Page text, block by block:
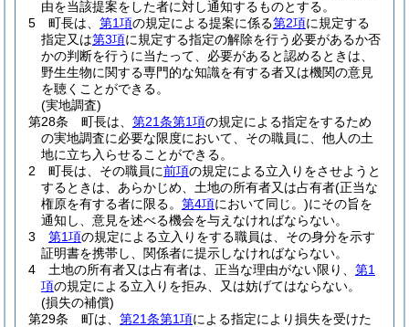
由を当該提案をした者に対し通知するものとする。
5
町長は、 第1項の規定による提案に係る第2項に規定する
指定又は第3項に規定する指定の解除を行う必要があるか否
かの判断を行うに当たって、必要があると認めるときは、
野生生物に関する専門的な知識を有する者又は機関の意見
を聴くことができる。
(実地調査)
第28条
町長は、 第21条第1項の規定による指定をするため
の実地調査に必要な限度において、その職員に、他人の土
地に立ち入らせることができる。
2
町長は、その職員に前項の規定による立入りをさせようと
するときは、あらかじめ、土地の所有者又は占有者(正当な
権原を有する者に限る。 第4項において同じ。)にその旨を
通知し、意見を述べる機会を与えなければならない。
3
第1項の規定による立入りをする職員は、その身分を示す
証明書を携帯し、関係者に提示しなければならない。
4
土地の所有者又は占有者は、正当な理由がない限り、 第1
項の規定による立入りを拒み、又は妨げてはならない。
(損失の補償)
第29条
町は、 第21条第1項による指定により損失を受けた